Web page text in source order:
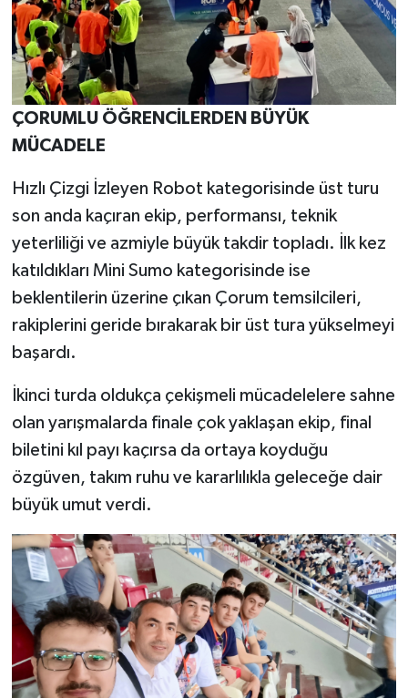
ÇORUMLU ÖĞRENCİLERDEN BÜYÜK
MÜCADELE
Hızlı Çizgi İzleyen Robot kategorisinde üst turu
son anda kaçıran ekip, performansı, teknik
yeterliliği ve azmiyle büyük takdir topladı. İlk kez
katıldıkları Mini Sumo kategorisinde ise
beklentilerin üzerine çıkan Çorum temsilcileri,
rakiplerini geride bırakarak bir üst tura yükselmeyi
başardı.
İkinci turda oldukça çekişmeli mücadelelere sahne
olan yarışmalarda finale çok yaklaşan ekip, final
biletini kıl payı kaçırsa da ortaya koyduğu
özgüven, takım ruhu ve kararlılıkla geleceğe dair
büyük umut verdi.